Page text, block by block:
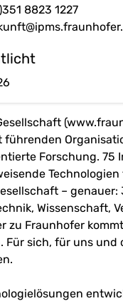
8823 1227
führenden
Forschung. 75
– genauer:
Wissenschaft,
zu Fraunhofer
Für sich, für uns und